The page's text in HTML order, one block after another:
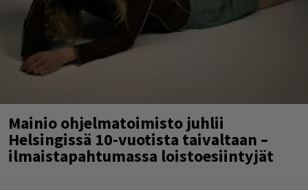
Mainio ohjelmatoimisto juhlii
Helsingissä 10-vuotista taivaltaan –
ilmaistapahtumassa loistoesiintyjät